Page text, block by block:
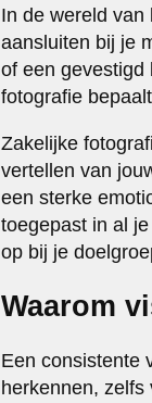
In de wereld
aansluiten bij je
of een gevestigd
fotografie
Zakelijke
vertellen van
een sterke
toegepast in al
op bij je
Waarom
Een consistente
herkennen,